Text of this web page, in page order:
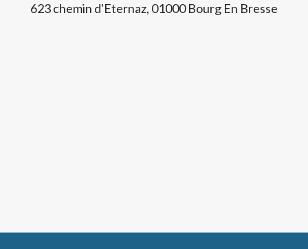
623 chemin d'Eternaz, 01000 Bourg En Bresse